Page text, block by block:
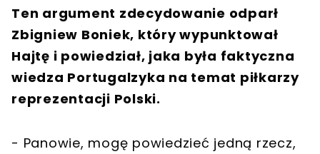
Ten argument zdecydowanie odparł
Zbigniew Boniek, który wypunktował
Hajtę i powiedział, jaka była faktyczna
wiedza Portugalzyka na temat piłkarzy
reprezentacji Polski.
- Panowie, mogę powiedzieć jedną rzecz,